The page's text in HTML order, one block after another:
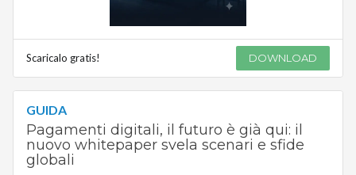
Scaricalo gratis! DOWNLOAD
GUIDA
Pagamenti digitali, il futuro è già qui: il
nuovo whitepaper svela scenari e sfide
globali